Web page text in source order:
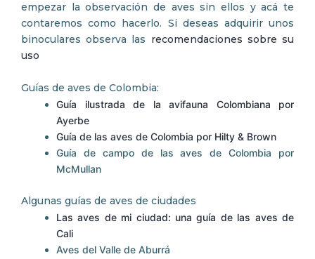
empezar la observación de aves sin ellos y acá te
contaremos como hacerlo. Si deseas adquirir unos
binoculares observa las recomendaciones sobre su
uso
Guías de aves de Colombia:
Guía ilustrada de la avifauna Colombiana por
Ayerbe
Guía de las aves de Colombia por Hilty & Brown
Guía de campo de las aves de Colombia por
McMullan
Algunas guías de aves de ciudades
Las aves de mi ciudad: una guía de las aves de
Cali
Aves del Valle de Aburrá